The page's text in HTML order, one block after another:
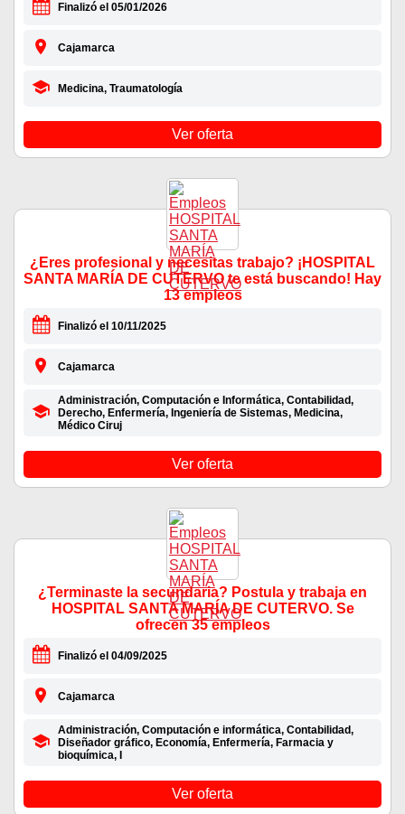
Finalizó el 05/01/2026
Cajamarca
Medicina, Traumatología
Ver oferta
¿Eres profesional y necesitas trabajo? ¡HOSPITAL
SANTA MARÍA DE CUTERVO te está buscando! Hay
13 empleos
Finalizó el 10/11/2025
Cajamarca
Administración, Computación e Informática, Contabilidad,
Derecho, Enfermería, Ingeniería de Sistemas, Medicina,
Médico Ciruj
Ver oferta
¿Terminaste la secundaria? Postula y trabaja en
HOSPITAL SANTA MARÍA DE CUTERVO. Se
ofrecen 35 empleos
Finalizó el 04/09/2025
Cajamarca
Administración, Computación e informática, Contabilidad,
Diseñador gráfico, Economía, Enfermería, Farmacia y
bioquímica, I
Ver oferta